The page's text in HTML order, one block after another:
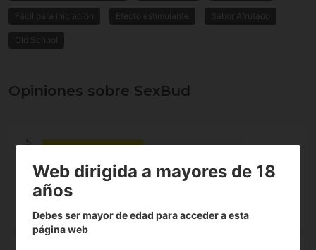
Fácil para iniciación Efecto estimulante Sabor Afrutado
Old School
Opiniones sobre SexBud
5
3.8
Web dirigida a mayores de 18
años
Debes ser mayor de edad para acceder a esta
página web